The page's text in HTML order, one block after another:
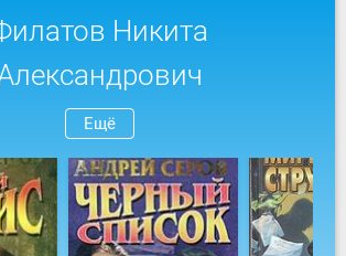
Никита
Ещё